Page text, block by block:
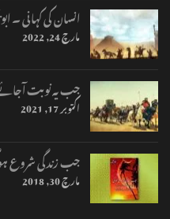
انسان کی کہانی ۔
مارچ 24, 2022
جب یہ نوبت
اکتوبر 17, 2021
جب زندگی شروع
مارچ 30, 2018